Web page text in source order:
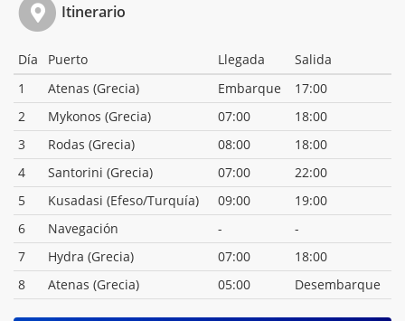
Itinerario
Día Puerto Llegada
Salida
1
Atenas (Grecia) Embarque
17:00
2
Mykonos (Grecia) 07:00
18:00
3
Rodas (Grecia) 08:00
18:00
4
Santorini (Grecia) 07:00
22:00
5
Kusadasi (Efeso/Turquía) 09:00
19:00
6
Navegación -
-
7
Hydra (Grecia) 07:00
18:00
8
Atenas (Grecia) 05:00 Desembarque